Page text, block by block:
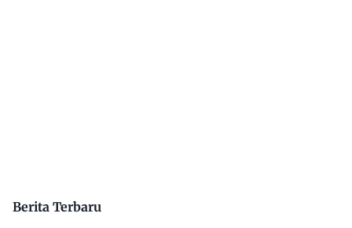
Berita Terbaru